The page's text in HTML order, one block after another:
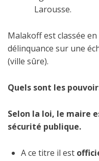
Larousse.
Malakoff est classée
délinquance sur une
(ville sûre).
Quels sont les
Selon la loi, le maire
sécurité publique.
A ce titre il est